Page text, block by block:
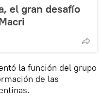
el gran desafío
la función del grupo
de las